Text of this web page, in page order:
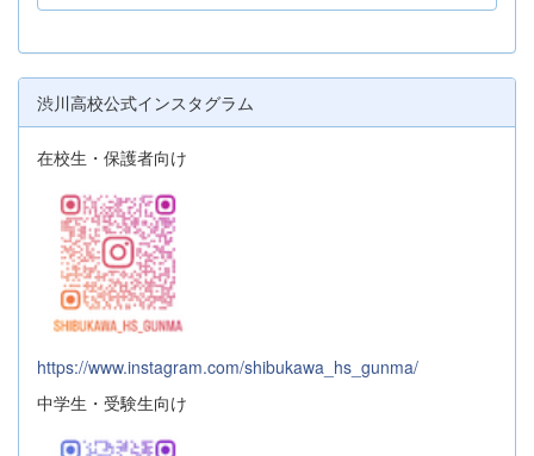
渋川高校公式インスタグラム
在校生・保護者向け
https://www.instagram.com/shibukawa_hs_gunma/
中学生・受験生向け